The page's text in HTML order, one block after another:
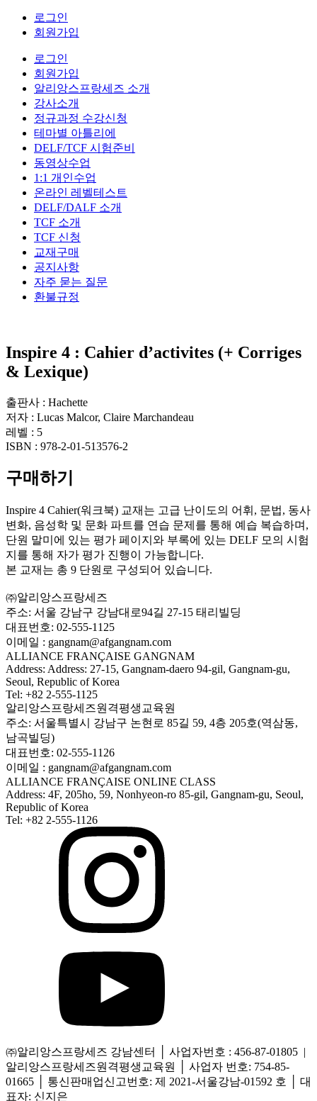
로그인
회원가입
로그인
회원가입
알리앙스프랑세즈 소개
강사소개
정규과정 수강신청
테마별 아틀리에
DELF/TCF 시험준비
동영상수업
1:1 개인수업
온라인 레벨테스트
DELF/DALF 소개
TCF 소개
TCF 신청
교재구매
공지사항
자주 묻는 질문
환불규정
Inspire 4 : Cahier d’activites (+ Corriges
& Lexique)
출판사 : Hachette
저자 : Lucas Malcor, Claire Marchandeau
레벨 : 5
ISBN : 978-2-01-513576-2
구매하기
Inspire 4 Cahier(워크북) 교재는 고급 난이도의 어휘, 문법, 동사
변화, 음성학 및 문화 파트를 연습 문제를 통해 예습 복습하며,
단원 말미에 있는 평가 페이지와 부록에 있는 DELF 모의 시험
지를 통해 자가 평가 진행이 가능합니다.
본 교재는 총 9 단원로 구성되어 있습니다.
㈜알리앙스프랑세즈
주소: 서울 강남구 강남대로94길 27-15 태리빌딩
대표번호: 02-555-1125
이메일 : gangnam@afgangnam.com
ALLIANCE FRANÇAISE GANGNAM
Address: Address: 27-15, Gangnam-daero 94-gil, Gangnam-gu,
Seoul, Republic of Korea
Tel: +82 2-555-1125
알리앙스프랑세즈원격평생교육원
주소: 서울특별시 강남구 논현로 85길 59, 4층 205호(역삼동,
남곡빌딩)
대표번호: 02-555-1126
이메일 : gangnam@afgangnam.com
ALLIANCE FRANÇAISE ONLINE CLASS
Address: 4F, 205ho, 59, Nonhyeon-ro 85-gil, Gangnam-gu, Seoul,
Republic of Korea
Tel: +82 2-555-1126
㈜알리앙스프랑세즈 강남센터 │ 사업자번호 : 456-87-01805 |
알리앙스프랑세즈원격평생교육원 │ 사업자 번호: 754-85-
01665 │ 통신판매업신고번호: 제 2021-서울강남-01592 호 │ 대
표자: 신지은